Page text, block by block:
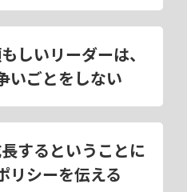
しいリーダーは、
いごとをしない
するということに
リシーを伝える